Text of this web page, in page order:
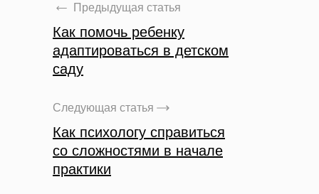
Как психологу справиться
со сложностями в начале
практики
Следующая статья
Как помочь ребенку
адаптироваться в детском
саду
Предыдущая статья